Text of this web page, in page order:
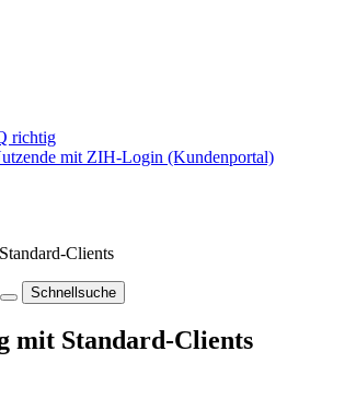
richtig
mit ZIH-Login (Kundenportal)
Clients
Schnellsuche
mit Standard-Clients